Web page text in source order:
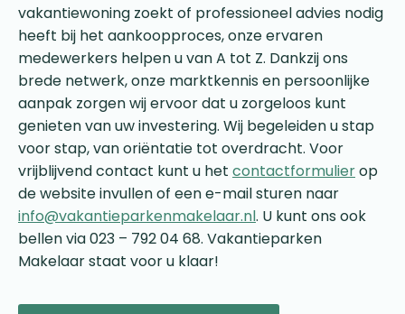
vakantiewoning zoekt of professioneel advies nodig
heeft bij het aankoopproces, onze ervaren
medewerkers helpen u van A tot Z. Dankzij ons
brede netwerk, onze marktkennis en persoonlijke
aanpak zorgen wij ervoor dat u zorgeloos kunt
genieten van uw investering. Wij begeleiden u stap
voor stap, van oriëntatie tot overdracht. Voor
vrijblijvend contact kunt u het contactformulierop
de website invullen of een e-mail sturen naar
info@vakantieparkenmakelaar.nl. U kunt ons ook
bellen via 023 – 792 04 68. Vakantieparken
Makelaar staat voor u klaar!